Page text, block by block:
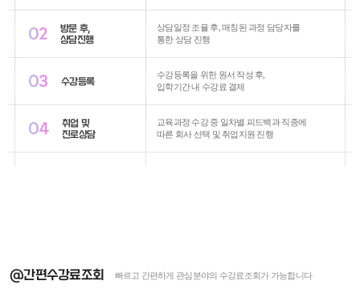
02 방문 후,
상담진행
상담일정 조율 후, 매칭된 과정 담당자를
통한 상담 진행
03 수강등록 수강등록을 위한 원서 작성 후,
입학기간 내 수강료 결제
04 취업 및
진로상담
교육과정 수강 중 일차별 피드백과 직종에
따른 회사 선택 및 취업지원 진행
@간편수강료조회 빠르고 간편하게 관심분야의 수강료조회가 가능합니다